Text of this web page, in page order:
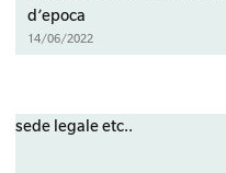
d’epoca
14/06/2022
sede legale etc..